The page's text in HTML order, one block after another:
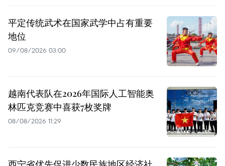
平定传统武术在国家武学中占有重要
地位
09/08/2026 03:00
越南代表队在2026年国际人工智能奥
林匹克竞赛中喜获7枚奖牌
08/08/2026 11:29